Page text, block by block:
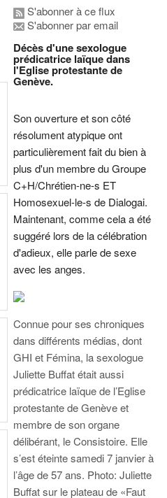
S'abonner à ce flux
S'abonner par email
Décès d'une sexologue
prédicatrice laïque dans
l'Eglise protestante de
Genève.
Son ouverture et son côté
résolument atypique ont
particulièrement fait du bien à
plus d'un membre du Groupe
C+H/Chrétien-ne-s ET
Homosexuel-le-s de Dialogai.
Maintenant, comme cela a été
suggéré lors de la célébration
d'adieux, elle parle de sexe
avec les anges.
Connue pour ses chroniques
dans différents médias, dont
GHI et Fémina, la sexologue
Juliette Buffat était aussi
prédicatrice laïque de l’Eglise
protestante de Genève et
membre de son organe
délibérant, le Consistoire. Elle
s’est éteinte samedi 7 janvier à
l’âge de 57 ans. Photo: Juliette
Buffat sur le plateau de «Faut